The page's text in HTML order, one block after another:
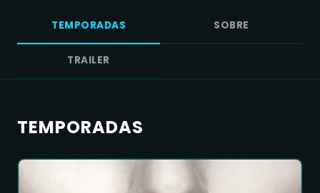
TEMPORADAS SOBRE
TRAILER
TEMPORADAS